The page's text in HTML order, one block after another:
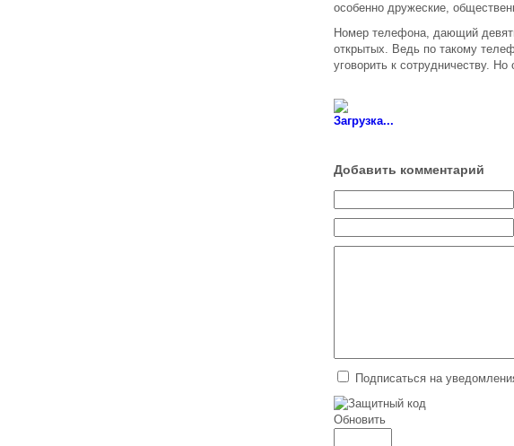
особенно дружеские,
Номер телефона, дающий
открытых. Ведь по такому
уговорить к сотрудничеству.
Загрузка...
Добавить комментарий
Подписаться на
Обновить